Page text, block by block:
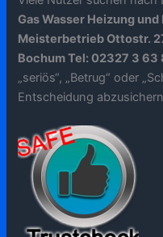
Gas Wasser Heizung
Meisterbetrieb Ottostr.
Bochum Tel: 02327 3
„seriös“, „Betrug“ oder
Entscheidung